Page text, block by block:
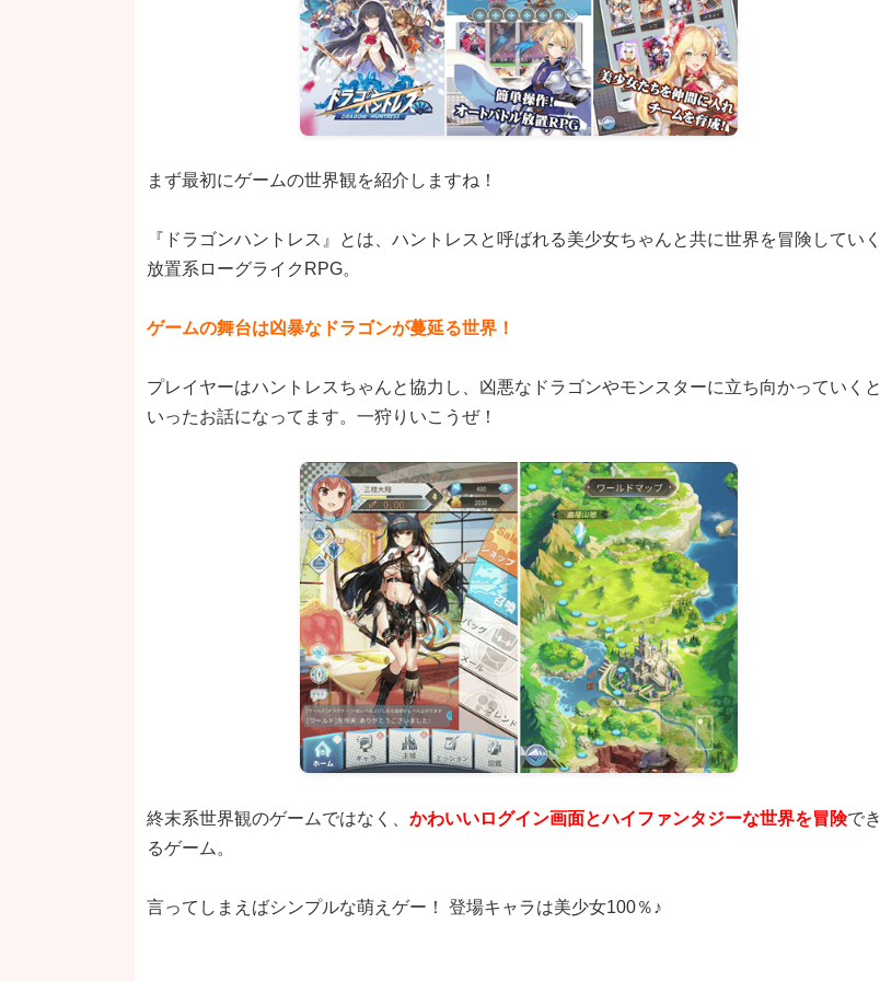
まず最初にゲームの世界観を紹介しますね！
『ドラゴンハントレス』とは、ハントレスと呼ばれる美少女ちゃんと共に世界を冒険していく
放置系ローグライクRPG。
ゲームの舞台は凶暴なドラゴンが蔓延る世界！
プレイヤーはハントレスちゃんと協力し、凶悪なドラゴンやモンスターに立ち向かっていくと
いったお話になってます。一狩りいこうぜ！
終末系世界観のゲームではなく、 かわいいログイン画面とハイファンタジーな世界を冒険でき
るゲーム。
言ってしまえばシンプルな萌えゲー！ 登場キャラは美少女100％♪